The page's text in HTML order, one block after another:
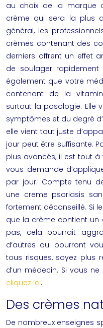
au choix de la marque
crème qui sera la plus
général, les
crèmes contenant des
derniers offrent un effet
de soulager
également que votre
contenant de la
surtout la posologie. Elle
symptômes et du degré
elle vient tout juste
jour peut être suffisante.
plus avancés, il est tout
vous demande
par jour. Compte tenu
une creme psoriasis s
fortement déconseillé. Si
que la crème contient un
pas, cela pourrait
d’autres qui pourront
tous risques, soyez plus
d’un médecin. Si vous
cliquez ici.
Des crèmes
De nombreux enseignes